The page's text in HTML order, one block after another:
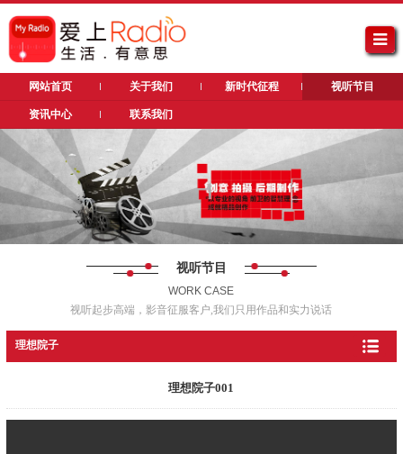
网站首页 关于我们 新时代征程 视听节目
资讯中心 联系我们
视听节目
WORK CASE
视听起步高端，影音征服客户,我们只用作品和实力说话
理想院子
理想院子001